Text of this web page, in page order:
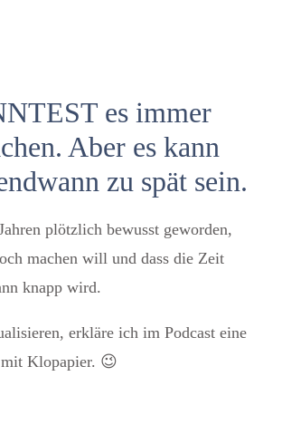
es immer
Aber es kann
zu spät sein.
plötzlich bewusst geworden,
machen will und dass die Zeit
knapp wird.
erkläre ich im Podcast eine
Klopapier. 😉